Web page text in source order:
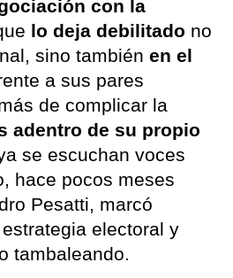
con la
lo deja debilitado no
sino también en el
a sus pares
de complicar la
adentro de su propio
se escuchan voces
hace pocos meses
Pesatti, marcó
electoral y
tambaleando.